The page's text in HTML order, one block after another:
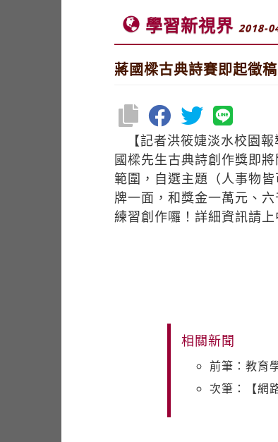
學習新視界 2018-
蔣國樑古典詩賽即起徵稿
【記者洪筱婕淡水校園
國樑先生古典詩創作獎即
範圍，自選主題（人事物
牌一面，和獎金一萬元、
練習創作囉！詳細資訊請上
相關新聞
前筆：教育
次筆：【網